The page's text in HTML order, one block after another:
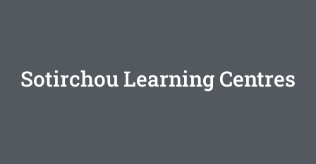
Sotirchou Learning Centres